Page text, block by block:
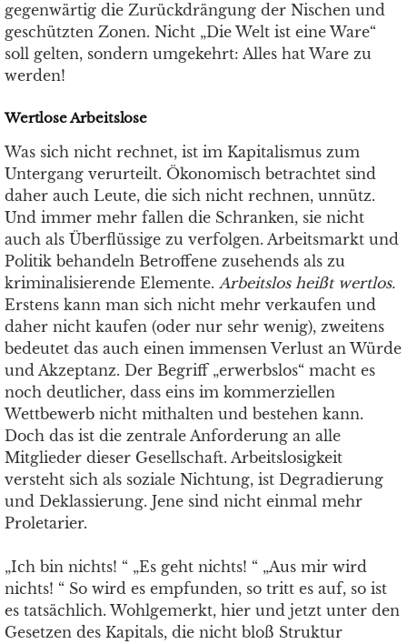
gegenwärtig die Zurückdrängung der Nischen und
geschützten Zonen. Nicht „Die Welt ist eine Ware“
soll gelten, sondern umgekehrt: Alles hat Ware zu
werden!
Wertlose Arbeitslose
Was sich nicht rechnet, ist im Kapitalismus zum
Untergang verurteilt. Ökonomisch betrachtet sind
daher auch Leute, die sich nicht rechnen, unnütz.
Und immer mehr fallen die Schranken, sie nicht
auch als Überflüssige zu verfolgen. Arbeitsmarkt und
Politik behandeln Betroffene zusehends als zu
kriminalisierende Elemente. Arbeitslos heißt wertlos.
Erstens kann man sich nicht mehr verkaufen und
daher nicht kaufen (oder nur sehr wenig), zweitens
bedeutet das auch einen immensen Verlust an Würde
und Akzeptanz. Der Begriff „erwerbslos“ macht es
noch deutlicher, dass eins im kommerziellen
Wettbewerb nicht mithalten und bestehen kann.
Doch das ist die zentrale Anforderung an alle
Mitglieder dieser Gesellschaft. Arbeitslosigkeit
versteht sich als soziale Nichtung, ist Degradierung
und Deklassierung. Jene sind nicht einmal mehr
Proletarier.
„Ich bin nichts! “ „Es geht nichts! “ „Aus mir wird
nichts! “ So wird es empfunden, so tritt es auf, so ist
es tatsächlich. Wohlgemerkt, hier und jetzt unter den
Gesetzen des Kapitals, die nicht bloß Struktur